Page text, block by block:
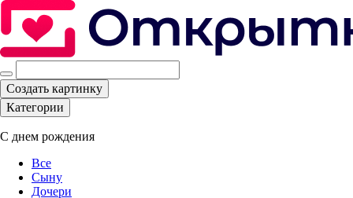
Создать картинку
Категории
С днем рождения
Все
Сыну
Дочери